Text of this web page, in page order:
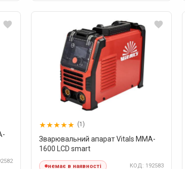
(1)
Зварювальний апарат Vitals MMA-
1600 LCD smart
немає в наявності КОД: 192583